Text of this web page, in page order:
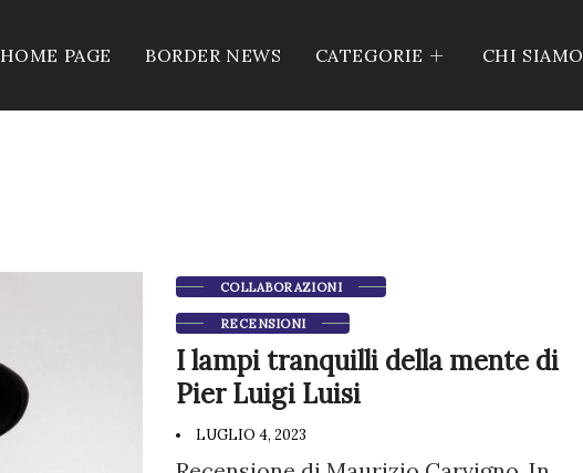
HOME PAGE BORDER NEWS CATEGORIE CHI SIAMO
COLLABORAZIONI
RECENSIONI
I lampi tranquilli della mente di
Pier Luigi Luisi
LUGLIO 4, 2023